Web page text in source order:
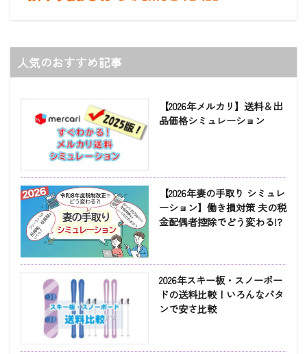
人気のおすすめ記事
【2026年メルカリ】送料＆出
品価格シミュレーション
【2026年妻の手取り シミュレ
ーション】働き損対策 夫の税
金配偶者控除でどう変わる!?
2026年スキー板・スノーボー
ドの送料比較！いろんなパタ
ンで安さ比較